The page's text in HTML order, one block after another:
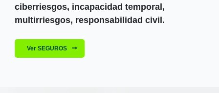
ciberriesgos, incapacidad temporal,
multirriesgos, responsabilidad civil.
Ver SEGUROS